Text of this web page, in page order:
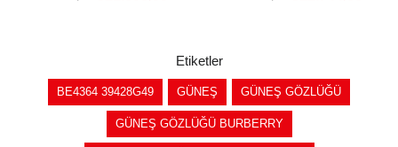
Etiketler
BE4364 39428G49 GÜNEŞ GÜNEŞ GÖZLÜĞÜ
GÜNEŞ GÖZLÜĞÜ BURBERRY